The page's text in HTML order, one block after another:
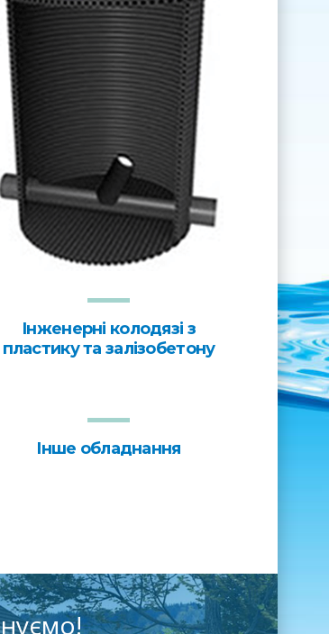
Інженерні колодязі з
пластику та залізобетону
Інше обладнання